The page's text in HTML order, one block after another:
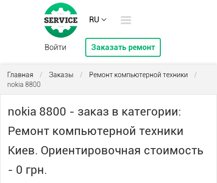
RU
Войти Заказать ремонт
Главная / Заказы / Ремонт компьютерной техники
/
nokia 8800
nokia 8800 - заказ в категории:
Ремонт компьютерной техники
Киев. Ориентировочная стоимость
- 0 грн.